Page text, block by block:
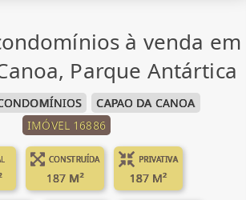
à venda em
Parque Antártica
CAPAO DA CANOA
IMÓVEL 16886
CONSTRUÍDA
187 M²
PRIVATIVA
187 M²